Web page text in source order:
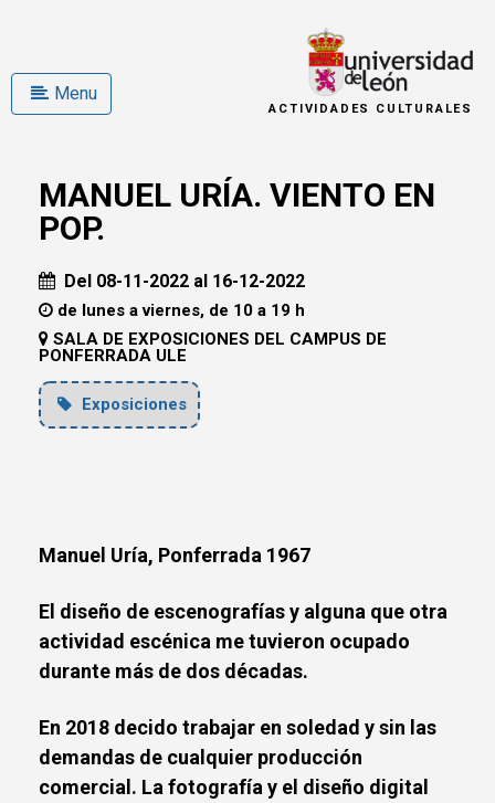
Menu
ACTIVIDADES CULTURALES
MANUEL URÍA. VIENTO EN
POP.
Del 08-11-2022 al 16-12-2022
de lunes a viernes, de 10 a 19 h
SALA DE EXPOSICIONES DEL CAMPUS DE
PONFERRADA ULE
Exposiciones
Manuel Uría, Ponferrada 1967
El diseño de escenografías y alguna que otra
actividad escénica me tuvieron ocupado
durante más de dos décadas.
En 2018 decido trabajar en soledad y sin las
demandas de cualquier producción
comercial. La fotografía y el diseño digital